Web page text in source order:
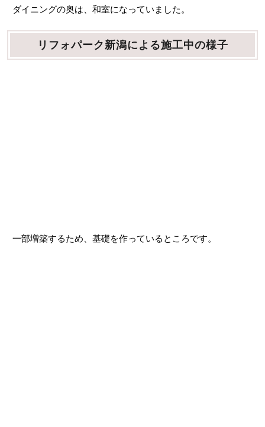
ダイニングの奥は、和室になっていました。
リフォパーク新潟による施工中の様子
一部増築するため、基礎を作っているところです。